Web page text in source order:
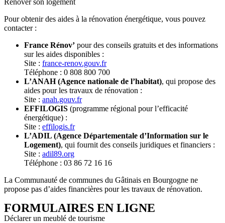
Rénover son logement
Pour obtenir des aides à la rénovation énergétique, vous pouvez
contacter :
France Rénov’ pour des conseils gratuits et des informations
sur les aides disponibles :
Site : france-renov.gouv.fr
Téléphone : 0 808 800 700
L’ANAH (Agence nationale de l’habitat), qui propose des
aides pour les travaux de rénovation :
Site : anah.gouv.fr
EFFILOGIS (programme régional pour l’efficacité
énergétique) :
Site : effilogis.fr
L’ADIL (Agence Départementale d’Information sur le
Logement), qui fournit des conseils juridiques et financiers :
Site : adil89.org
Téléphone : 03 86 72 16 16
La Communauté de communes du Gâtinais en Bourgogne ne
propose pas d’aides financières pour les travaux de rénovation.
FORMULAIRES EN LIGNE
Déclarer un meublé de tourisme